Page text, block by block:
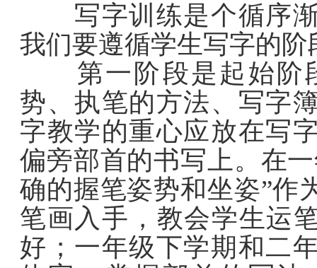
写字训练是个循序渐
我们要遵循学生写字的阶
第一阶段是起始阶
势、执笔的方法、写字
字教学的重心应放在写
偏旁部首的书写上。在
确的握笔姿势和坐姿”作
笔画入手，教会学生运
好；一年级下学期和二